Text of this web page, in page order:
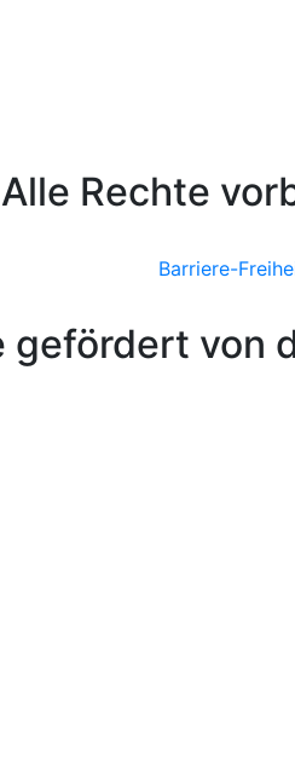
Rechte
Barriere-
gefördert von